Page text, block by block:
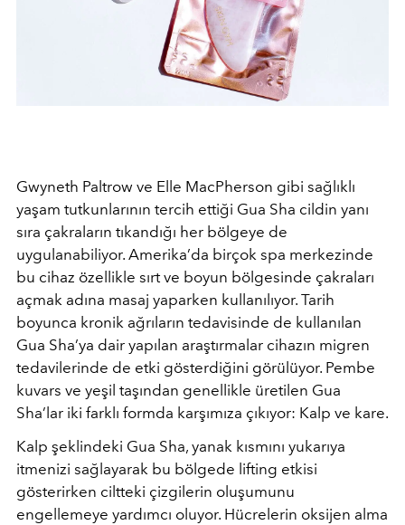
Gwyneth Paltrow ve Elle MacPherson gibi sağlıklı
yaşam tutkunlarının tercih ettiği Gua Sha cildin yanı
sıra çakraların tıkandığı her bölgeye de
uygulanabiliyor. Amerika’da birçok spa merkezinde
bu cihaz özellikle sırt ve boyun bölgesinde çakraları
açmak adına masaj yaparken kullanılıyor. Tarih
boyunca kronik ağrıların tedavisinde de kullanılan
Gua Sha’ya dair yapılan araştırmalar cihazın migren
tedavilerinde de etki gösterdiğini görülüyor. Pembe
kuvars ve yeşil taşından genellikle üretilen Gua
Sha’lar iki farklı formda karşımıza çıkıyor: Kalp ve kare.
Kalp şeklindeki Gua Sha, yanak kısmını yukarıya
itmenizi sağlayarak bu bölgede lifting etkisi
gösterirken ciltteki çizgilerin oluşumunu
engellemeye yardımcı oluyor. Hücrelerin oksijen alma